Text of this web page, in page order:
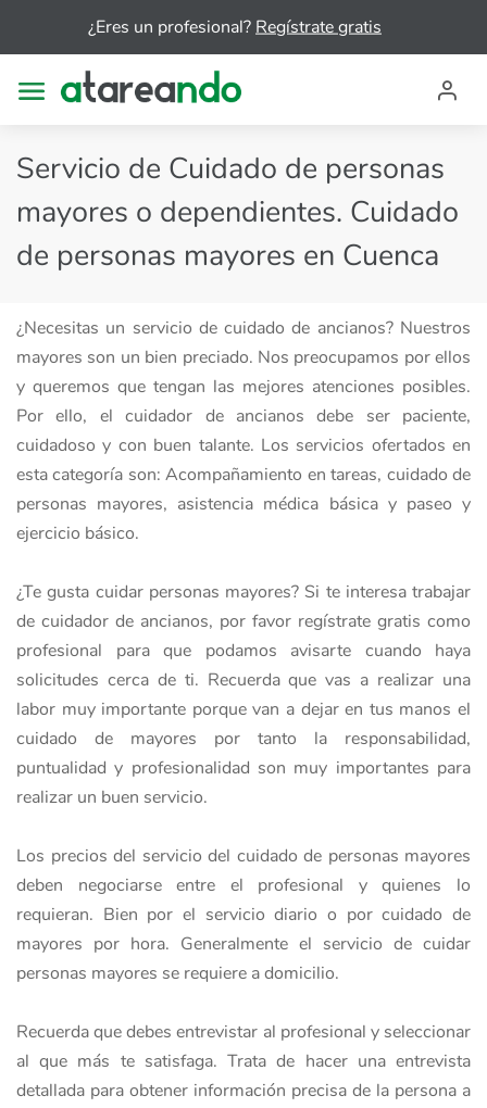
¿Eres un profesional?Regístrate gratis
Servicio de Cuidado de personas
mayores o dependientes. Cuidado
de personas mayores en Cuenca
¿Necesitas un servicio de cuidado de ancianos? Nuestros
mayores son un bien preciado. Nos preocupamos por ellos
y queremos que tengan las mejores atenciones posibles.
Por ello, el cuidador de ancianos debe ser paciente,
cuidadoso y con buen talante. Los servicios ofertados en
esta categoría son: Acompañamiento en tareas, cuidado de
personas mayores, asistencia médica básica y paseo y
ejercicio básico.
¿Te gusta cuidar personas mayores? Si te interesa trabajar
de cuidador de ancianos, por favor regístrate gratis como
profesional para que podamos avisarte cuando haya
solicitudes cerca de ti. Recuerda que vas a realizar una
labor muy importante porque van a dejar en tus manos el
cuidado de mayores por tanto la responsabilidad,
puntualidad y profesionalidad son muy importantes para
realizar un buen servicio.
Los precios del servicio del cuidado de personas mayores
deben negociarse entre el profesional y quienes lo
requieran. Bien por el servicio diario o por cuidado de
mayores por hora. Generalmente el servicio de cuidar
personas mayores se requiere a domicilio.
Recuerda que debes entrevistar al profesional y seleccionar
al que más te satisfaga. Trata de hacer una entrevista
detallada para obtener información precisa de la persona a